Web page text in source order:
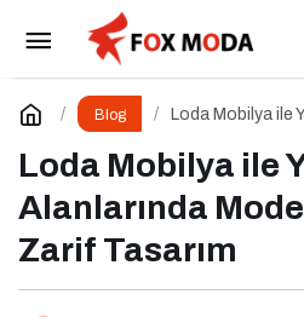
Blog
Loda Mobilya ile
Loda Mobilya ile
Alanlarında
Zarif Tasarım
İçerik Kıyametinden
Yorum Yap